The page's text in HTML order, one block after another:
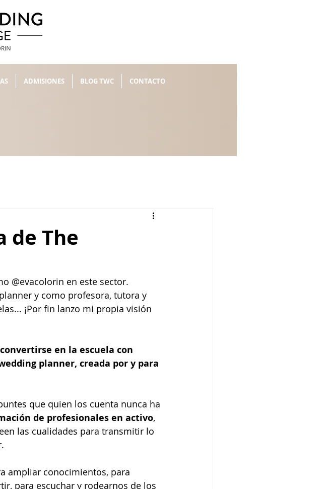
ADMISIONES BLOG TWC CONTACTO
de The
@evacolorin en este sector.
y como profesora, tutora y
¡Por fin lanzo mi propia visión
en la escuela con
planner, creada por y para
que quien los cuenta nunca ha
de profesionales en activo,
las cualidades para transmitir lo
ampliar conocimientos, para
para escuchar y rodearnos de los